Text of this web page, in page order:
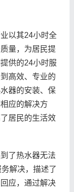
以其24小时全
量，为居民提
供的24小时服
高效、专业的
器的安装、保
应的解决方
居民的生活效
了热水器无法
解决，描述了
应，通过解决